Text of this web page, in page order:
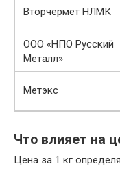
Вторчермет НЛМК
ООО «НПО Русский
Металл»
Метэкс
Что влияет на
Цена за 1 кг